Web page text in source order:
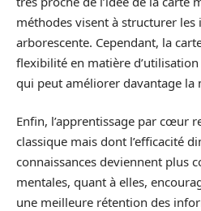
méthodes visent à structurer les
arborescente. Cependant, la
flexibilité en matière
qui peut améliorer davantage la
Enfin, l’apprentissage par cœur
classique mais dont l’efficacité
connaissances deviennent plus
mentales, quant à elles,
une meilleure rétention des